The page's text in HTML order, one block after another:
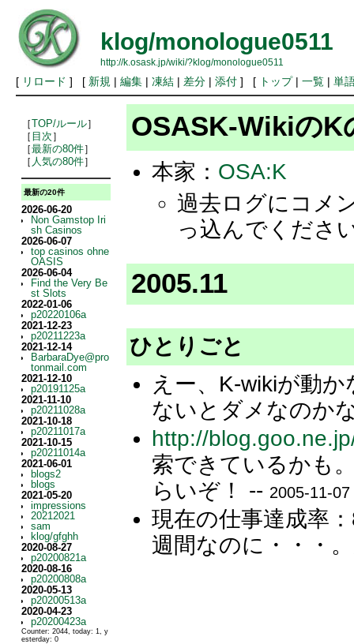
klog/monologue0511
http://k.osask.jp/wiki/?klog/monologue0511
[ リロード ] [ 新規 | 編集| 凍結| 差分| 添付] [ トップ| 一覧| 単
［TOP/ルール］
［ 目次 ］
［最新の80件］
［ 人気の80件］
最新の20件
2026-06-20
Non Gamstop Iri
sh Casinos
2026-06-07
top casinos ohne
OASIS
2026-06-04
Find the Very Be
st Slots
2022-01-06
p20220106a
2021-12-23
p20211223a
2021-12-14
BarbaraDye@pro
tonmail.com
2021-12-10
p20191125a
2021-11-10
p20211028a
2021-10-18
p20211017a
2021-10-15
p20211014a
2021-06-01
blogs2
blogs
2021-05-20
impressions
20212021
sam
klog/gfghh
2020-08-27
p20200821a
2020-08-16
p20200808a
2020-05-13
p20200513a
2020-04-23
p20200423a
Counter: 2044, today: 1, y
esterday: 0
OSASK-WikiのK
本家： OSA:K
過去ログにコメ
っ込んでくださ
2005.11
ひとりごと
えー、K-wikiが動
ないとダメなのか
http://
索できているかも
らいぞ！ -- 2005-11-
現在の仕事達成率
週間なのに・・・